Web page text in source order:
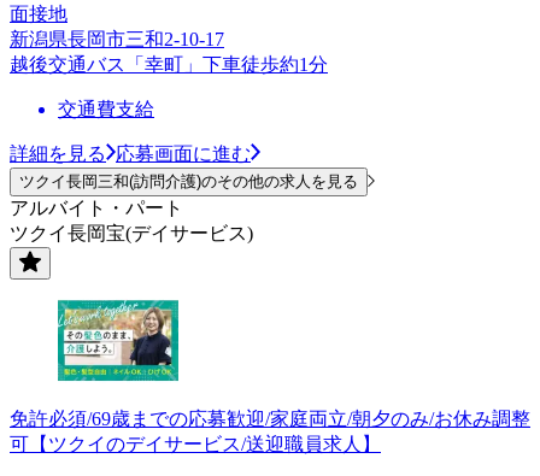
面接地
新潟県長岡市三和2-10-17
越後交通バス「幸町」下車徒歩約1分
交通費支給
詳細を見る 応募画面に進む
ツクイ長岡三和(訪問介護)のその他の求人を見る
アルバイト・パート
ツクイ長岡宝(デイサービス)
免許必須/69歳までの応募歓迎/家庭両立/朝夕のみ/お休み調整
可【ツクイのデイサービス/送迎職員求人】